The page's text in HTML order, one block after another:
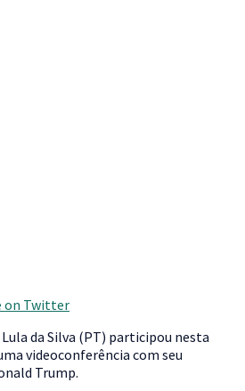
on Twitter
da Silva (PT) participou nesta
videoconferência com seu
Trump.